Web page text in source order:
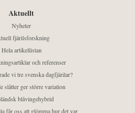
Aktuellt
Nyheter
fjärilsforskning
Hela artikellistan
och referenser
vi tre svenska dagfjärilar?
slåtter ger större variation
blåvingehybrid
får oss att glömma hur det var